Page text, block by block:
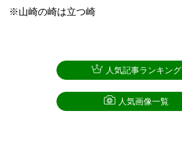
※山崎の崎は立つ崎
人気記事ランキング
人気画像一覧